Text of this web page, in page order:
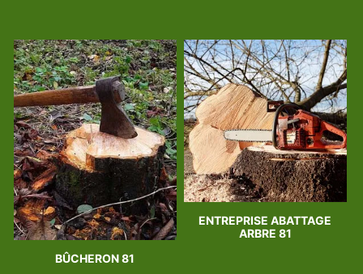
BÛCHERON 81
ENTREPRISE ABATTAGE
ARBRE 81